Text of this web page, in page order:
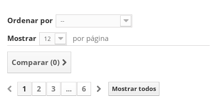
Ordenar por --
Mostrar 12 por página
Comparar (0)
Mostrar todos
1 2 3 ... 6